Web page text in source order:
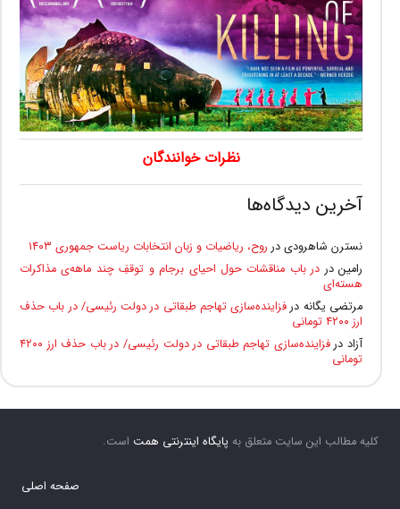
نظرات خوانندگان
آخرین دیدگاه‌ها
نسترن شاهرودی در روح، ریاضیات و زبان انتخابات ریاست جمهوری ۱۴۰۳
رامیندر در باب مناقشات حول احیای برجام و توقفِ چند ماهه‌ی مذاکرات
هسته‌ای
مرتضی یگانه درفزاینده‌سازی تهاجم طبقاتی در دولت رئیسی/ در باب حذف
ارز ۴۲۰۰ تومانی
آزاددر
فزاینده‌سازی تهاجم طبقاتی در دولت رئیسی/ در باب حذف ارز ۴۲۰۰
تومانی
کلیه مطالب این سایت متعلق به پایگاه اینترنتی همت است.
صفحه اصلی